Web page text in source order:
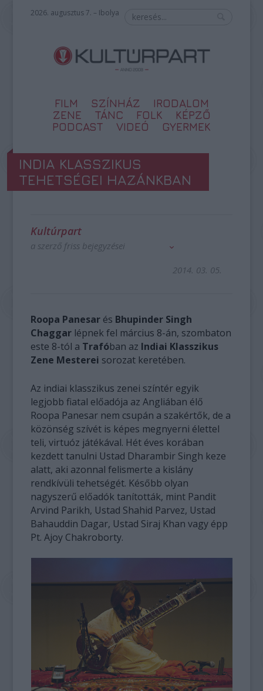
2026. augusztus 7. – Ibolya
FILM SZÍNHÁZ
IRODALOM
ZENE
TÁNC FOLK
KÉPZŐ
PODCAST
VIDEÓ GYERMEK
INDIA KLASSZIKUS
TEHETSÉGEI HAZÁNKBAN
Kultúrpart
a szerző friss bejegyzései
2014. 03. 05.
Roopa Panesar és Bhupinder Singh
Chaggar lépnek fel március 8-án, szombaton
este 8-tól a Trafóban az Indiai Klasszikus
Zene Mesterei sorozat keretében.
Az indiai klasszikus zenei színtér egyik
legjobb fiatal előadója az Angliában élő
Roopa Panesar nem csupán a szakértők, de a
közönség szívét is képes megnyerni élettel
teli, virtuóz játékával. Hét éves korában
kezdett tanulni Ustad Dharambir Singh keze
alatt, aki azonnal felismerte a kislány
rendkívüli tehetségét. Később olyan
nagyszerű előadók tanították, mint Pandit
Arvind Parikh, Ustad Shahid Parvez, Ustad
Bahauddin Dagar, Ustad Siraj Khan vagy épp
Pt. Ajoy Chakroborty.